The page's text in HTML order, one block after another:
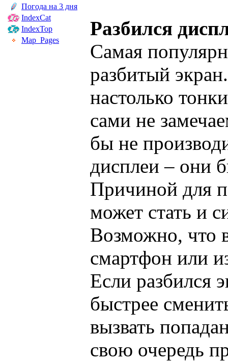
Погода на 3 дня
IndexCat
IndexTop
Map_Pages
Разбился
Самая
разбитый
настолько
сами не
бы не
дисплеи – они
Причиной для
может стать и
Возможно, что
смартфон или
Если разбился
быстрее
вызвать
свою очередь